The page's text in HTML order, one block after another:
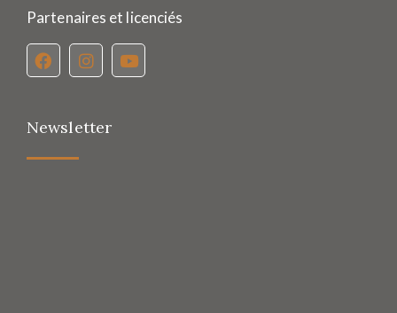
Partenaires et licenciés
Newsletter